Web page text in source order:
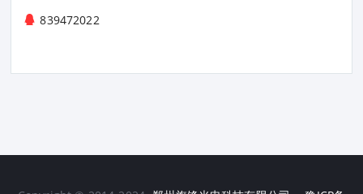
839472022